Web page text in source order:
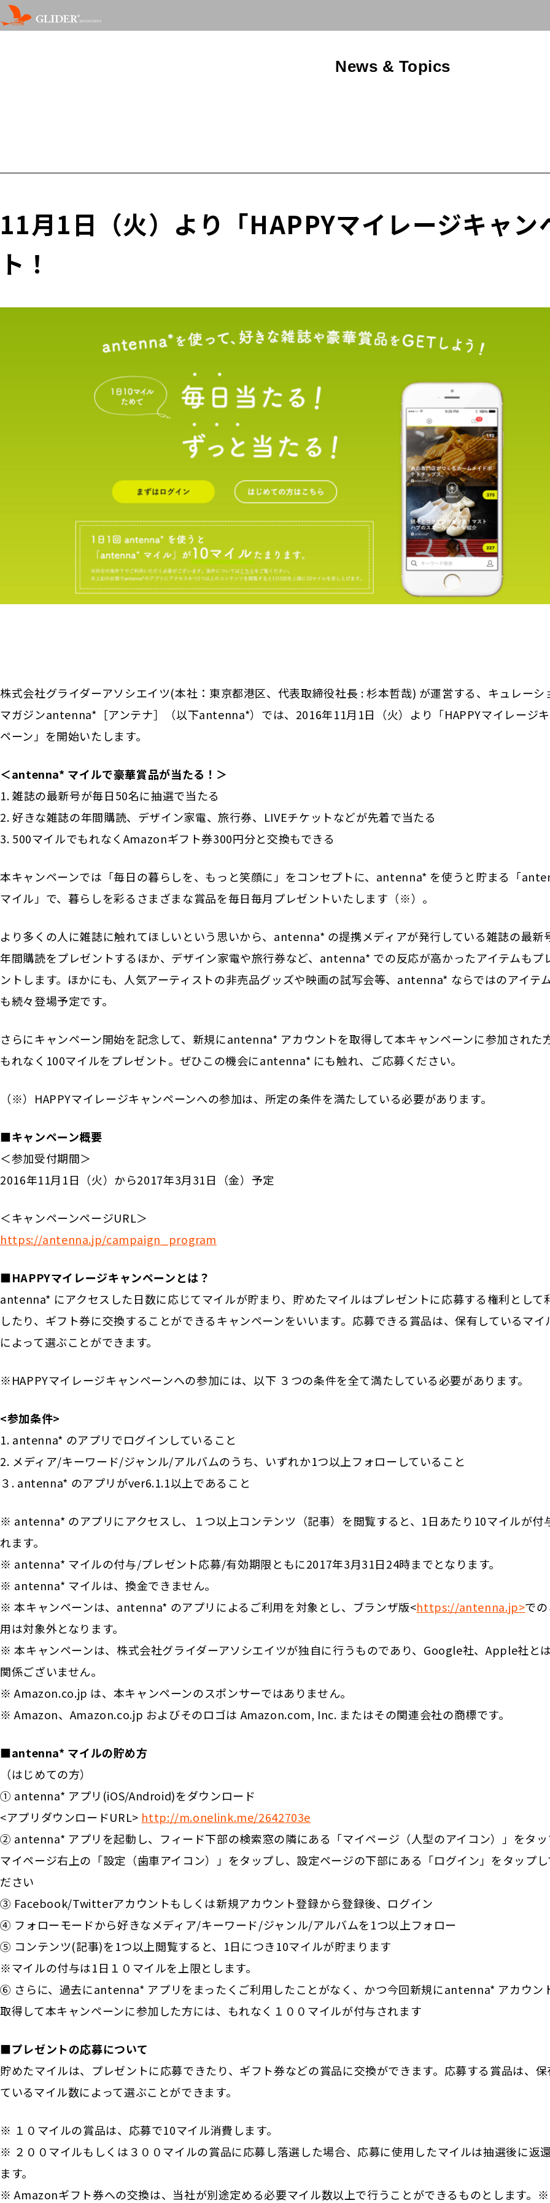
News & Topics
11月1日（火）より「HAPPYマイレージキャン
ト！
株式会社グライダーアソシエイツ(本社：東京都港区、代表取締役社長 : 杉本哲哉) が運営する、キュレーシ
マガジンantenna*［アンテナ］（以下antenna*）では、2016年11月1日（火）より「HAPPYマイレージ
ペーン」を開始いたします。
＜antenna* マイルで豪華賞品が当たる！＞
1. 雑誌の最新号が毎日50名に抽選で当たる
2. 好きな雑誌の年間購読、デザイン家電、旅行券、LIVEチケットなどが先着で当たる
3. 500マイルでもれなくAmazonギフト券300円分と交換もできる
本キャンペーンでは「毎日の暮らしを、もっと笑顔に」をコンセプトに、antenna* を使うと貯まる「
マイル」で、暮らしを彩るさまざまな賞品を毎日毎月プレゼントいたします（※）。
より多くの人に雑誌に触れてほしいという思いから、antenna* の提携メディアが発行している雑誌の最新
年間購読をプレゼントするほか、デザイン家電や旅行券など、antenna* での反応が高かったアイテムもプ
ントします。ほかにも、人気アーティストの非売品グッズや映画の試写会等、antenna* ならではのアイテ
も続々登場予定です。
さらにキャンペーン開始を記念して、新規にantenna* アカウントを取得して本キャンペーンに参加された方
もれなく100マイルをプレゼント。ぜひこの機会にantenna* にも触れ、ご応募ください。
（※）HAPPYマイレージキャンペーンへの参加は、所定の条件を満たしている必要があります。
■キャンペーン概要
＜参加受付期間＞
2016年11月1日（火）から2017年3月31日（金）予定
＜キャンペーンページURL＞
https://antenna.jp/campaign_program
■HAPPYマイレージキャンペーンとは？
antenna* にアクセスした日数に応じてマイルが貯まり、貯めたマイルはプレゼントに応募する権利として
したり、ギフト券に交換することができるキャンペーンをいいます。応募できる賞品は、保有しているマイ
によって選ぶことができます。
※HAPPYマイレージキャンペーンへの参加には、以下 ３つの条件を全て満たしている必要があります。
<参加条件>
1. antenna* のアプリでログインしていること
2. メディア/キーワード/ジャンル/アルバムのうち、いずれか1つ以上フォローしていること
３. antenna* のアプリがver6.1.1以上であること
※ antenna* のアプリにアクセスし、１つ以上コンテンツ（記事）を閲覧すると、1日あたり10マイルが付
れます。
※ antenna* マイルの付与/プレゼント応募/有効期限ともに2017年3月31日24時までとなります。
※ antenna* マイルは、換金できません。
※ 本キャンペーンは、antenna* のアプリによるご利用を対象とし、ブランザ版<https://antenna.jp>で
用は対象外となります。
※ 本キャンペーンは、株式会社グライダーアソシエイツが独自に行うものであり、Google社、Apple社と
関係ございません。
※ Amazon.co.jp は、本キャンペーンのスポンサーではありません。
※ Amazon、Amazon.co.jp およびそのロゴは Amazon.com, Inc. またはその関連会社の商標です。
■antenna* マイルの貯め方
（はじめての方）
① antenna* アプリ(iOS/Android)をダウンロード
<アプリダウンロードURL> http://m.onelink.me/2642703e
② antenna* アプリを起動し、フィード下部の検索窓の隣にある「マイページ（人型のアイコン）」をタッ
マイページ右上の「設定（歯車アイコン）」をタップし、設定ページの下部にある「ログイン」をタップし
ださい
③ Facebook/Twitterアカウントもしくは新規アカウント登録から登録後、ログイン
④ フォローモードから好きなメディア/キーワード/ジャンル/アルバムを1つ以上フォロー
⑤ コンテンツ(記事)を1つ以上閲覧すると、1日につき10マイルが貯まります
※マイルの付与は1日１０マイルを上限とします。
⑥ さらに、過去にantenna* アプリをまったくご利用したことがなく、かつ今回新規にantenna* アカウン
取得して本キャンペーンに参加した方には、もれなく１００マイルが付与されます
■プレゼントの応募について
貯めたマイルは、プレゼントに応募できたり、ギフト券などの賞品に交換ができます。応募する賞品は、保
ているマイル数によって選ぶことができます。
※ １０マイルの賞品は、応募で10マイル消費します。
※ ２００マイルもしくは３００マイルの賞品に応募し落選した場合、応募に使用したマイルは抽選後に返
ます。
※ Amazonギフト券への交換は、当社が別途定める必要マイル数以上で行うことができるものとします。※